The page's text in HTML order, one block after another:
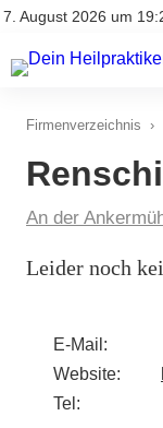
7. August 2026 um
Impressum
Natürliche
Heilpflanzen
Firmenverzeichnis ›
An der
Leider noch
E-Mail:
Website:
Tel: